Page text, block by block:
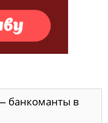
банкоманты в